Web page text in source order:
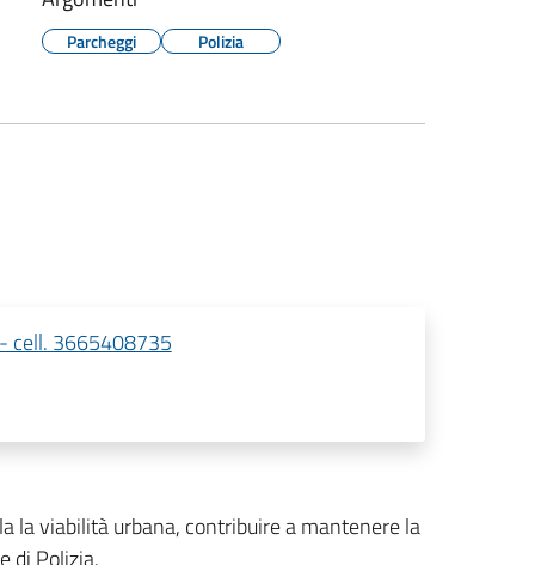
Parcheggi Polizia
cell. 3665408735
la viabilità urbana, contribuire a mantenere la
di Polizia.